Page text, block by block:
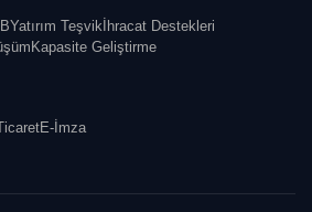
Yatırım Teşvik İhracat Destekleri
Kapasite Geliştirme
E-İmza